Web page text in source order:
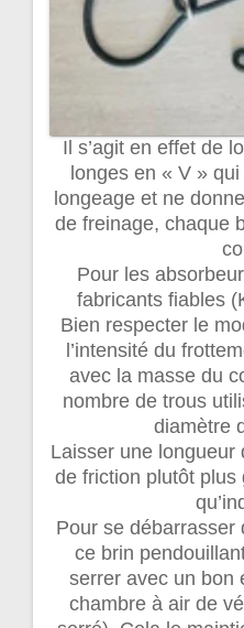
Il s’agit en effet de
longes en « V »
longeage et ne
de freinage, chaque
Pour les
fabricants fiables
Bien respecter le
l’intensité du
avec la masse du
nombre de trous
diamètre
Laisser une longueur
de friction plutôt
Pour se débarrasser
ce brin
serrer avec un bon
chambre à air de